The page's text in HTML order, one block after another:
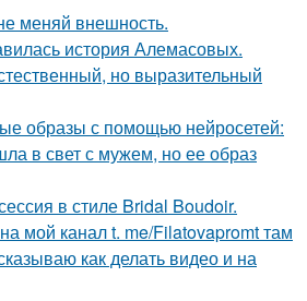
меняй внешность.
история Алемасовых.
но выразительный
образы с помощью нейросетей:
в свет с мужем, но ее образ
в стиле Bridal Boudoir.
мой канал t. me/Filatovapromt там
как делать видео и на